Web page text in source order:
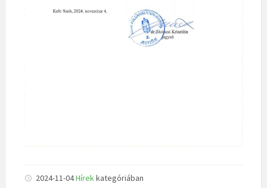
2024-11-04Hírekkategóriában